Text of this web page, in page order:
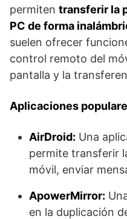
permiten transferir la
PC de forma
suelen ofrecer
control remoto del
pantalla y la
Aplicaciones
AirDroid: Una
permite transferir
móvil, enviar
ApowerMirror:
en la duplicación